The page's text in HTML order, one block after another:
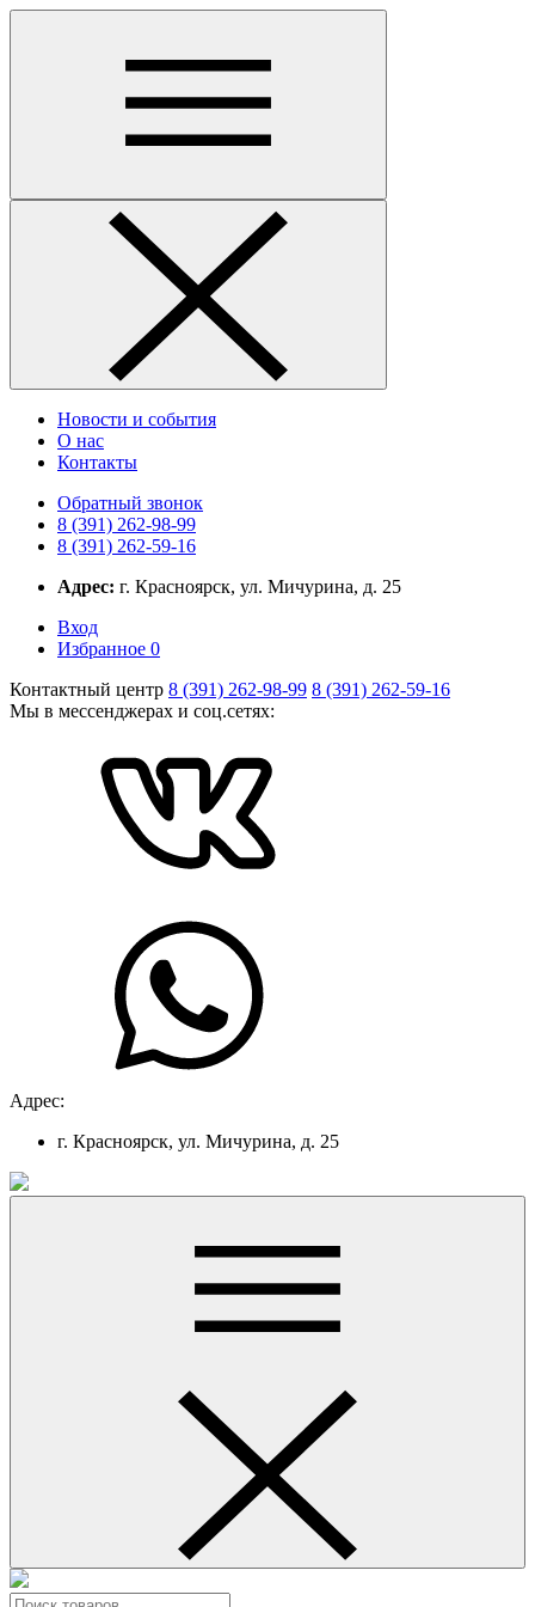
Новости и события
О нас
Контакты
Обратный звонок
8 (391) 262-98-99
8 (391) 262-59-16
Адрес: г. Красноярск, ул. Мичурина, д. 25
Вход
Избранное 0
Контактный центр 8 (391) 262-98-99 8 (391) 262-59-16
Мы в мессенджерах и соц.сетях:
Адрес:
г. Красноярск, ул. Мичурина, д. 25